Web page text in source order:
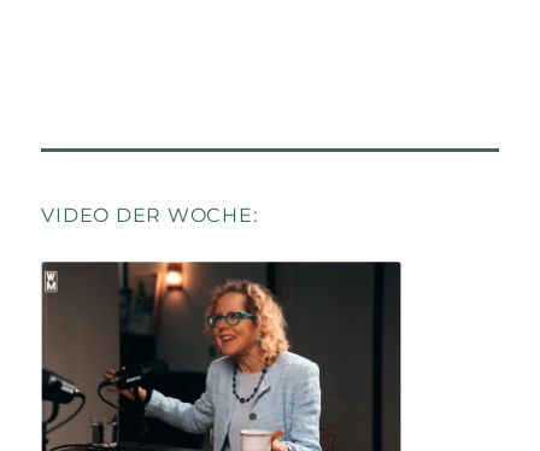
VIDEO DER WOCHE: